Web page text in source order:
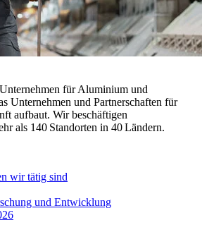
für Aluminium und
Unternehmen und Partnerschaften für
aufbaut. Wir beschäftigen
als 140 Standorten in 40 Ländern.
wir tätig sind
und Entwicklung